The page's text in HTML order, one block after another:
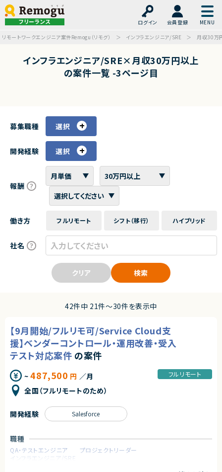
フリーランス ログイン
会員登録
リモートワークエンジニア案件Remogu（リモグ）
インフラエンジニア/SRE 月収30万
インフラエンジニア/SRE×月収30万円以上
の案件一覧 -3ページ目
募集職種 選択
開発経験 選択
報酬
働き方 フルリモート シフト（移行） ハイブリッド
社名
クリア 検索
42件中 21件〜30件を表示中
【9月開始/フルリモ可/Service Cloud支
援】ベンダーコントロール・運用改善・受入
テスト対応案件 の案件
~487,500 円 ／月
全国（フルリモートのため）
フルリモート
職種
QA・テストエンジニア
プロジェクトリーダー
インフラエンジニア/SRE
開発経験 Salesforce